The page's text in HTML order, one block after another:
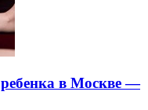
ребенка в Москве —